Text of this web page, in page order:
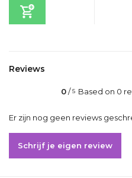
Reviews
0/5 Based on 0
Er zijn nog geen reviews
Schrijf je eigen review